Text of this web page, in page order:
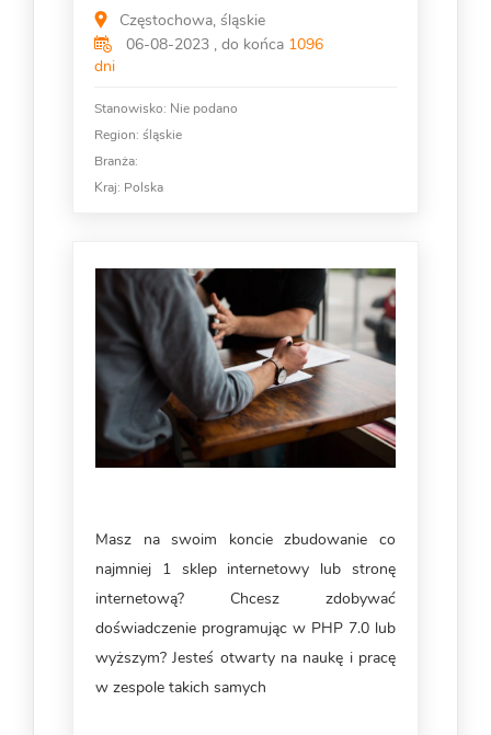
Częstochowa, śląskie
06-08-2023 , do końca 1096
dni
Stanowisko: Nie podano
Region: śląskie
Branża:
Kraj: Polska
Masz na swoim koncie zbudowanie co
najmniej 1 sklep internetowy lub stronę
internetową? Chcesz zdobywać
doświadczenie programując w PHP 7.0 lub
wyższym? Jesteś otwarty na naukę i pracę
w zespole takich samych